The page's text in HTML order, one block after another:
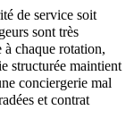
de service soit
sont très
à chaque rotation,
structurée maintient
conciergerie mal
et contrat